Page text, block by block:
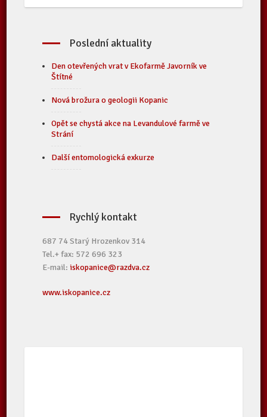
Poslední aktuality
Den otevřených vrat v Ekofarmě Javorník ve
Štítné
Nová brožura o geologii Kopanic
Opět se chystá akce na Levandulové farmě ve
Strání
Další entomologická exkurze
Rychlý kontakt
687 74 Starý Hrozenkov 314
Tel.+ fax: 572 696 323
E-mail:iskopanice@razdva.cz
www.iskopanice.cz